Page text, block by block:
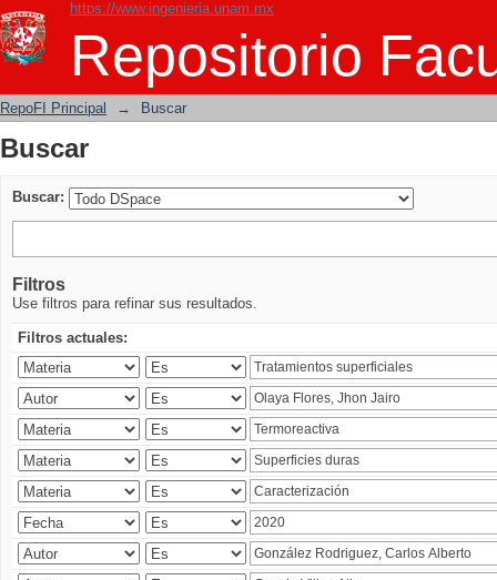
https://www.ingenieria.unam.mx
Repositorio
Buscar
RepoFI Principal → Buscar
Buscar
Buscar:
Filtros
Use filtros para refinar sus resultados.
Filtros actuales: